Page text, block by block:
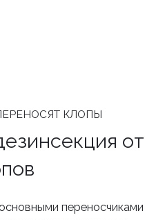
КЛОПЫ
от
переносчиками